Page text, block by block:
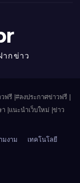
ากข่าว
ฟรี | #ลงประกาศข่าวฟรี |
|แนะนำเว็บใหม่ |ข่าว
มงาม เทคโนโลยี